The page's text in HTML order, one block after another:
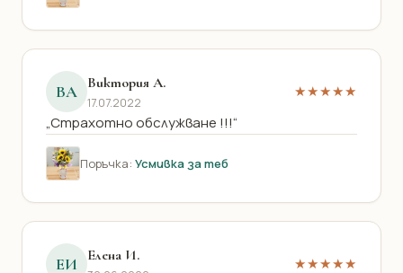
ВА Виктория А.
17.07.2022
★★★★★
„Страхотно обслужване !!!“
Поръчка: Усмивка за теб
ЕИ Елена И. ★★★★★